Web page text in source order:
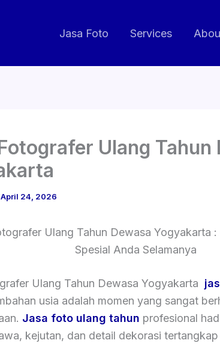
Jasa Foto Services
Ulang Tahun
April 24, 2026
Ulang Tahun Dewasa Yogyakarta
Spesial Anda Selamanya
Ulang Tahun Dewasa Yogyakarta
usia adalah momen yang sangat
Jasa foto ulang tahun profesional
kejutan, dan detail dekorasi